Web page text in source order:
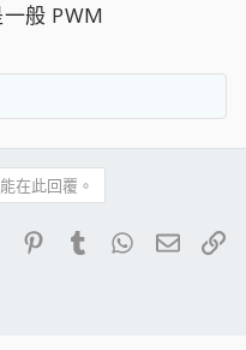
般 PWM
在此回覆。
Reddit PinterestTumblrWhatsApp
電子